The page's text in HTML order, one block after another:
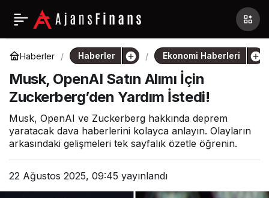
Haberler Haberler Ekonomi Haberleri
Musk, OpenAI Satın Alımı İçin
Zuckerberg’den Yardım İstedi!
Musk, OpenAI ve Zuckerberg hakkında deprem
yaratacak dava haberlerini kolayca anlayın. Olayların
arkasındaki gelişmeleri tek sayfalık özetle öğrenin.
22 Ağustos 2025, 09:45 yayınlandı